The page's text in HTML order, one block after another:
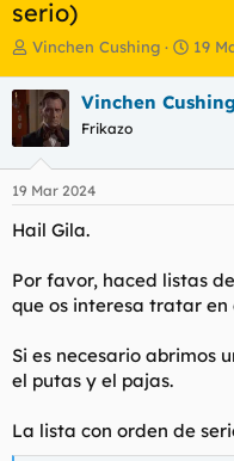
serio)
I
i
i
a
d
o
d
l
t
a
Vinchen Cushing
F
h
e
i
o
19
Vinchen Cushing
Frikazo
19 Mar 2024
Hail Gila.
Por favor, haced listas
que os interesa tratar en
Si es necesario abrimos
el putas y el pajas.
La lista con orden de